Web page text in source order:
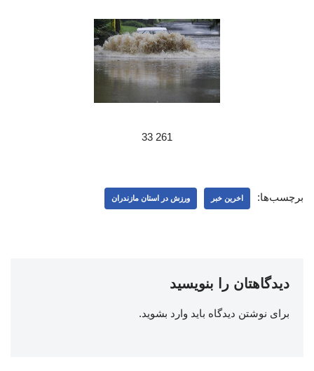
261 33
برچسب‌ها: اخرین خبر ورزش در استان مازندران
دیدگاهتان را بنویسید
برای نوشتن دیدگاه باید وارد بشوید.